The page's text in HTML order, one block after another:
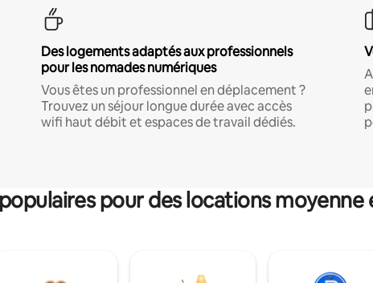
Des logements adaptés aux professionnels
pour les nomades numériques
Vous êtes un professionnel en déplacement ?
Trouvez un séjour longue durée avec accès
wifi haut débit et espaces de travail dédiés.
pour des locations